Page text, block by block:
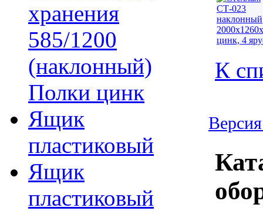
хранения
585/1200
(наклонный)
Полки цинк
Ящик
пластиковый
Ящик
пластиковый
К